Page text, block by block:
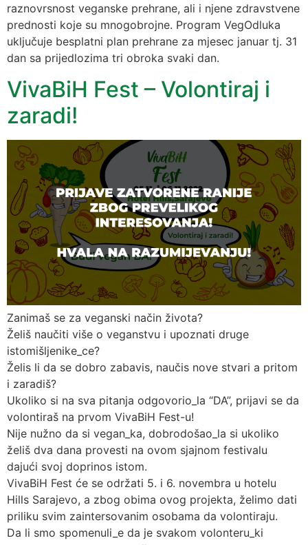
raznovrsnost veganske prehrane, ali i njene zdravstvene
prednosti koje su mnogobrojne. Program VegOdluka
uključuje besplatni plan prehrane za mjesec januar tj. 31
dan sa prijedlozima tri obroka svaki dan.
VivaBiH Fest – Volontiraj i
zaradi!
Zanimaš se za veganski način života?
Želiš naučiti više o veganstvu i upoznati druge
istomišljenike_ce?
Želis li da se dobro zabavis, naučis nove stvari a pritom
i zaradiš?
Ukoliko si na sva pitanja odgovorio_la “DA”, prijavi se da
volontiraš na prvom VivaBiH Fest-u!
Nije nužno da si vegan_ka, dobrodošao_la si ukoliko
želiš dva dana provesti na ovom sjajnom festivalu
dajući svoj doprinos istom.
VivaBiH Fest će se održati 5. i 6. novembra u hotelu
Hills Sarajevo, a zbog obima ovog projekta, želimo dati
priliku svim zaintersovanim osobama da volontiraju.
Da li smo spomenuli_e da je svakom volonteru_ki